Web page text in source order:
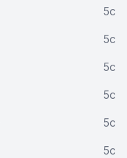
5c
5c
5c
5c
5c
5c